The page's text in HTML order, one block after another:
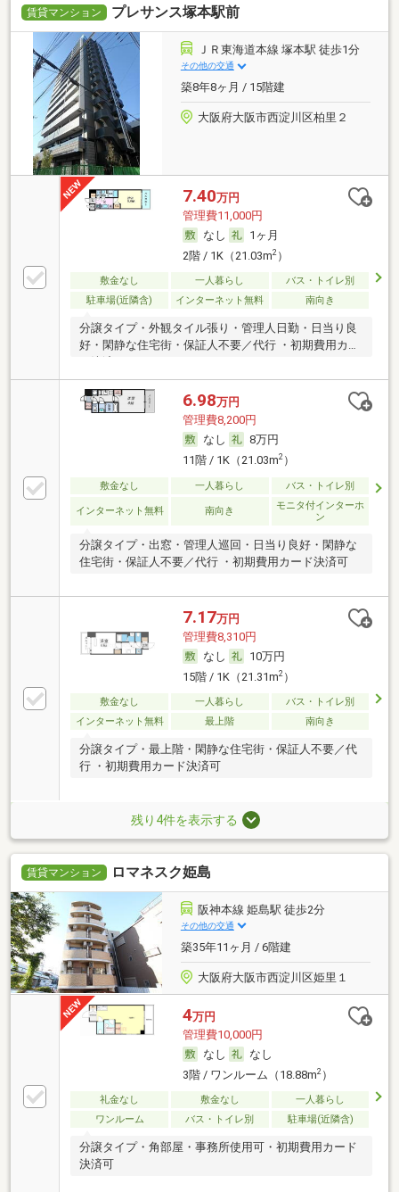
賃貸マンション プレサンス塚本駅前
ＪＲ東海道本線 塚本駅 徒歩1分
その他の交通
築8年8ヶ月 / 15階建
大阪府大阪市西淀川区柏里２
7.40万円
管理費11,000円
なし
1ヶ月
2階 / 1K（21.03m2）
敷金なし 一人暮らし
バス・トイレ別
駐車場(近隣含)
インターネット無料 南向き
分譲タイプ・外観タイル張り・管理人日勤・日当り良
好・閑静な住宅街・保証人不要／代行 ・初期費用カー
6.98万円
管理費8,200円
なし
8万円
11階 / 1K（21.03m2）
敷金なし 一人暮らし バス・トイレ別
インターネット無料 南向き
モニタ付インターホ
ン
分譲タイプ・出窓・管理人巡回・日当り良好・閑静な
住宅街・保証人不要／代行 ・初期費用カード決済可
7.17万円
管理費8,310円
なし
10万円
15階 / 1K（21.31m2）
敷金なし 一人暮らし
バス・トイレ別
インターネット無料
最上階 南向き
分譲タイプ・最上階・閑静な住宅街・保証人不要／代
行 ・初期費用カード決済可
残り4件を表示する
賃貸マンション ロマネスク姫島
阪神本線 姫島駅 徒歩2分
その他の交通
築35年11ヶ月 / 6階建
大阪府大阪市西淀川区姫里１
4万円
管理費10,000円
なし
なし
3階 / ワンルーム（18.88m2）
礼金なし 敷金なし
一人暮らし
ワンルーム
バス・トイレ別 駐車場(近隣含)
分譲タイプ・角部屋・事務所使用可・初期費用カード
決済可